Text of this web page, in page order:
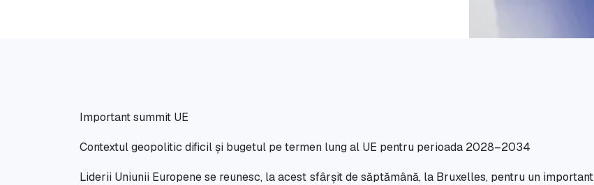
Important summit UE
Contextul geopolitic dificil și bugetul pe termen lung al UE pentru perioada 2028–2034
Liderii Uniunii Europene se reunesc, la acest sfârșit de săptămână, la Bruxelles, pentru un important